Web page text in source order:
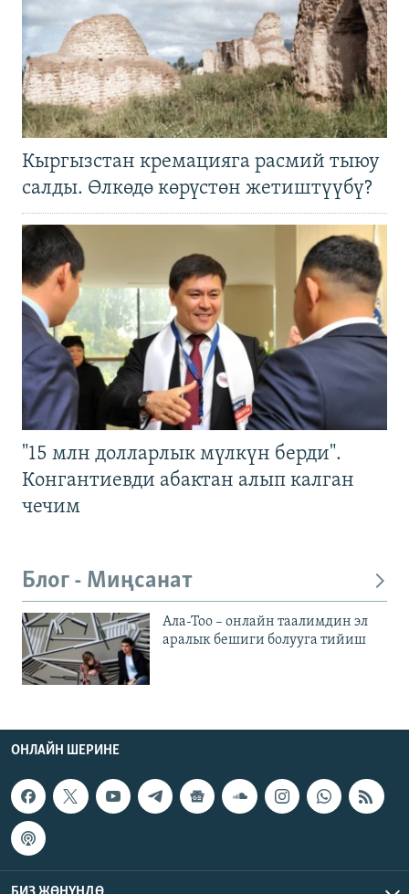
Кыргызстан кремацияга расмий тыюу
салды. Өлкөдө көрүстөн жетиштүүбү?
"15 млн долларлык мүлкүн берди".
Конгантиевди абактан алып калган
чечим
Блог - Миңсанат
Ала-Тоо – онлайн таалимдин эл
аралык бешиги болууга тийиш
ОНЛАЙН ШЕРИНЕ